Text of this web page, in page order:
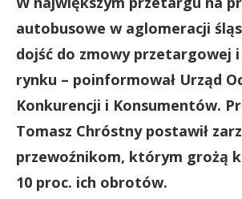
autobusowe w aglomeracji
dojść do zmowy przetargowej i
rynku – poinformował Urząd
Konkurencji i Konsumentów.
Tomasz Chróstny postawił
przewoźnikom, którym grożą
10 proc. ich obrotów.